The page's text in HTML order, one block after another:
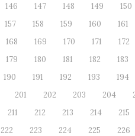
146 147 148 149 150
157 158 159 160 161
168 169 170 171 172
179 180 181 182 183
190 191 192 193 194
201 202 203 204
211 212 213 214 215
222 223 224 225 226